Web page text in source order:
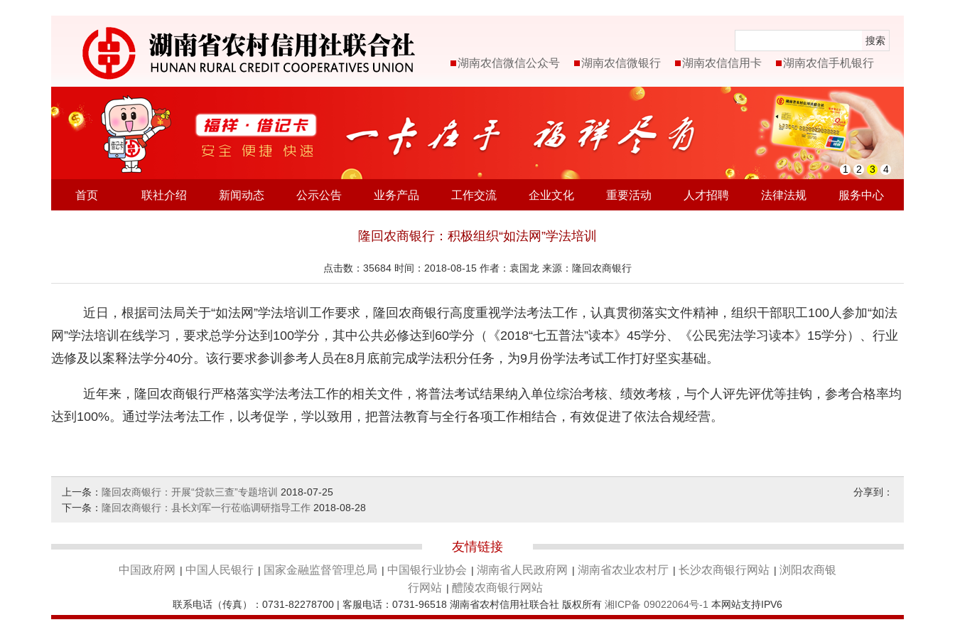
搜索
湖南农信微信公众号 湖南农信微银行 湖南农信信用卡 湖南农信手机银行
1 2 3 4
首页 联社介绍 新闻动态 公示公告 业务产品 工作交流 企业文化 重要活动 人才招聘 法律法规 服务中心
隆回农商银行：积极组织“如法网”学法培训
点击数： 35684 时间：2018-08-15 作者：袁国龙 来源：隆回农商银行
近日，根据司法局关于“如法网”学法培训工作要求，隆回农商银行高度重视学法考法工作，认真贯彻落实文件精神，组织干部职工100人参加“如法
网”学法培训在线学习，要求总学分达到100学分，其中公共必修达到60学分（《2018“七五普法”读本》45学分、《公民宪法学习读本》15学分）、行业
选修及以案释法学分40分。该行要求参训参考人员在8月底前完成学法积分任务，为9月份学法考试工作打好坚实基础。
近年来，隆回农商银行严格落实学法考法工作的相关文件，将普法考试结果纳入单位综治考核、绩效考核，与个人评先评优等挂钩，参考合格率均
达到100%。通过学法考法工作，以考促学，学以致用，把普法教育与全行各项工作相结合，有效促进了依法合规经营。
分享到：
上一条： 隆回农商银行：开展“贷款三查”专题培训 2018-07-25
下一条： 隆回农商银行：县长刘军一行莅临调研指导工作 2018-08-28
友情链接
中国政府网 | 中国人民银行 | 国家金融监督管理总局 | 中国银行业协会 | 湖南省人民政府网 | 湖南省农业农村厅 | 长沙农商银行网站 | 浏阳农商银
行网站 | 醴陵农商银行网站
联系电话（传真）：0731-82278700 | 客服电话：0731-96518 湖南省农村信用社联合社 版权所有 湘ICP备 09022064号-1 本网站支持IPV6